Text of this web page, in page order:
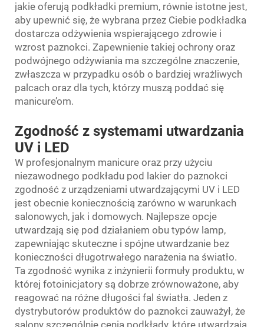
jakie oferują podkładki premium, równie istotne jest,
aby upewnić się, że wybrana przez Ciebie podkładka
dostarcza odżywienia wspierającego zdrowie i
wzrost paznokci. Zapewnienie takiej ochrony oraz
podwójnego odżywiania ma szczególne znaczenie,
zwłaszcza w przypadku osób o bardziej wrażliwych
palcach oraz dla tych, którzy muszą poddać się
manicure’om.
Zgodność z systemami utwardzania
UV i LED
W profesjonalnym manicure oraz przy użyciu
niezawodnego podkładu pod lakier do paznokci
zgodność z urządzeniami utwardzającymi UV i LED
jest obecnie koniecznością zarówno w warunkach
salonowych, jak i domowych. Najlepsze opcje
utwardzają się pod działaniem obu typów lamp,
zapewniając skuteczne i spójne utwardzanie bez
konieczności długotrwałego narażenia na światło.
Ta zgodność wynika z inżynierii formuły produktu, w
której fotoinicjatory są dobrze zrównoważone, aby
reagować na różne długości fal światła. Jeden z
dystrybutorów produktów do paznokci zauważył, że
salony szczególnie cenią podkłady, które utwardzają